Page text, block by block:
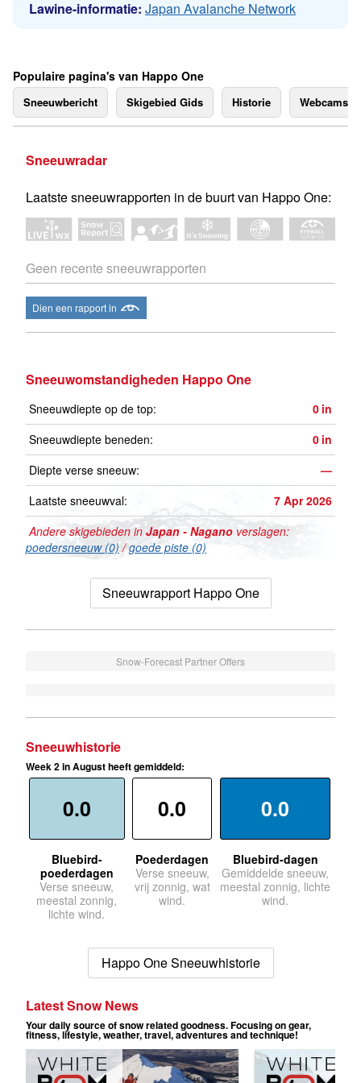
Lawine-informatie: Japan Avalanche Network
Populaire pagina's van Happo One
Sneeuwbericht Skigebied Gids Historie Webcams
Sneeuwradar
Laatste sneeuwrapporten in de buurt van Happo One:
Geen recente sneeuwrapporten
Dien een rapport in
Sneeuwomstandigheden Happo One
Sneeuwdiepte op de top: 0 in
Sneeuwdiepte beneden:
0 in
Diepte verse sneeuw:
—
Laatste sneeuwval:
7 Apr 2026
Andere skigebieden in Japan - Nagano verslagen:
poedersneeuw (0)/goede piste (0)
Sneeuwrapport Happo One
Snow-Forecast Partner Offers
Sneeuwhistorie
Week 2 in August heeft gemiddeld:
0.0
Bluebird-
poederdagen
Verse sneeuw,
meestal zonnig,
lichte wind.
0.0
Poederdagen
Verse sneeuw,
vrij zonnig, wat
wind.
0.0
Bluebird-dagen
Gemiddelde sneeuw,
meestal zonnig, lichte
wind.
Happo One Sneeuwhistorie